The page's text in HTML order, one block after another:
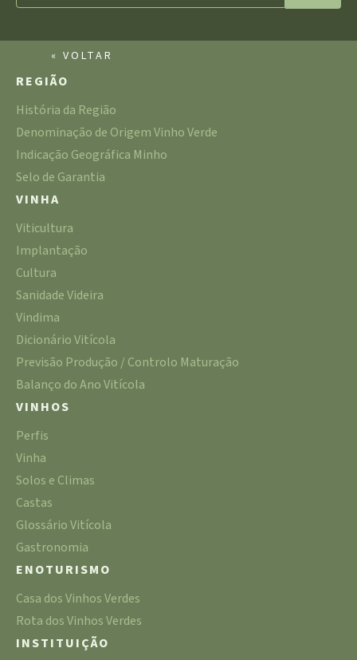
« VOLTAR
REGIÃO
História da Região
Denominação de Origem Vinho Verde
Indicação Geográfica Minho
Selo de Garantia
VINHA
Viticultura
Implantação
Cultura
Sanidade Videira
Vindima
Dicionário Vitícola
Previsão Produção / Controlo Maturação
Balanço do Ano Vitícola
VINHOS
Perfis
Vinha
Solos e Climas
Castas
Glossário Vitícola
Gastronomia
ENOTURISMO
Casa dos Vinhos Verdes
Rota dos Vinhos Verdes
INSTITUIÇÃO